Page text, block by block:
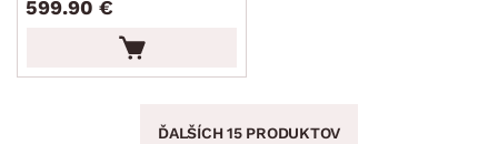
599.90 €
ĎALŠÍCH 15 PRODUKTOV